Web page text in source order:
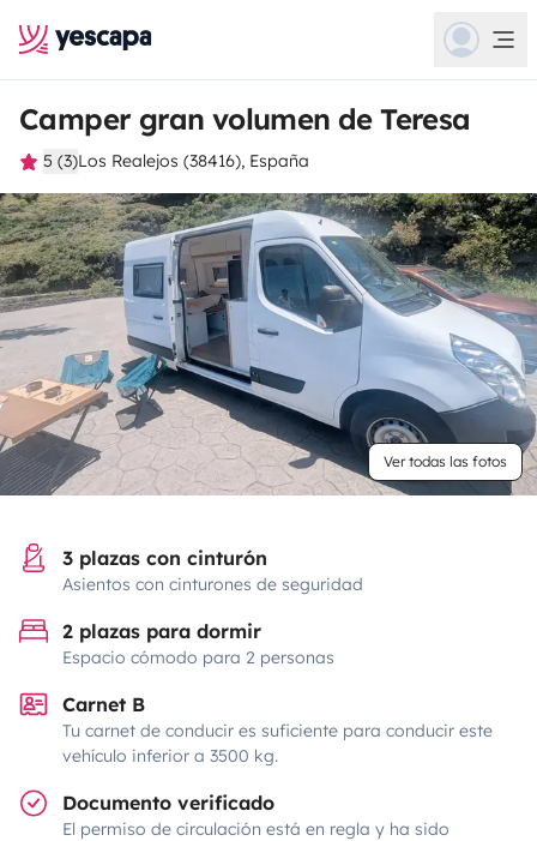
Camper gran volumen de Teresa
5 (3)Los Realejos (38416), España
Ver todas las fotos
3 plazas con cinturón
Asientos con cinturones de seguridad
2 plazas para dormir
Espacio cómodo para 2 personas
Carnet B
Tu carnet de conducir es suficiente para conducir este
vehículo inferior a 3500 kg.
Documento verificado
El permiso de circulación está en regla y ha sido